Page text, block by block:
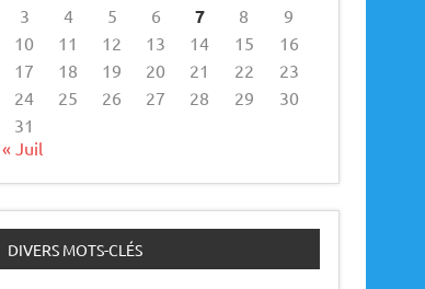
3
4 5 6 7 8
9
10
11 12 13 14 15
16
17
18 19 20 21 22
23
24
25 26 27 28 29
30
31
« Juil
DIVERS MOTS-CLÉS